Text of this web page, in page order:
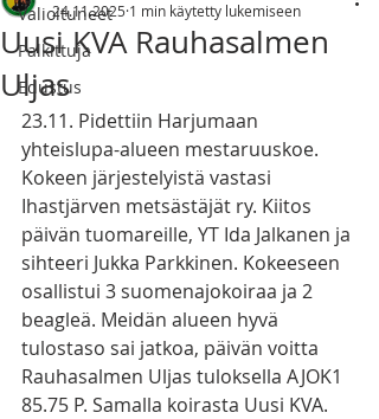
Valioituneet
Palkittuja
Edustus
Uusi KVA Rauhasalmen
Uljas
24.11.2025 1 min käytetty lukemiseen
23.11. Pidettiin Harjumaan
yhteislupa-alueen mestaruuskoe.
Kokeen järjestelyistä vastasi
Ihastjärven metsästäjät ry. Kiitos
päivän tuomareille, YT Ida Jalkanen ja
sihteeri Jukka Parkkinen. Kokeeseen
osallistui 3 suomenajokoiraa ja 2
beagleä. Meidän alueen hyvä
tulostaso sai jatkoa, päivän voitta
Rauhasalmen Uljas tuloksella AJOK1
85.75 P. Samalla koirasta Uusi KVA.